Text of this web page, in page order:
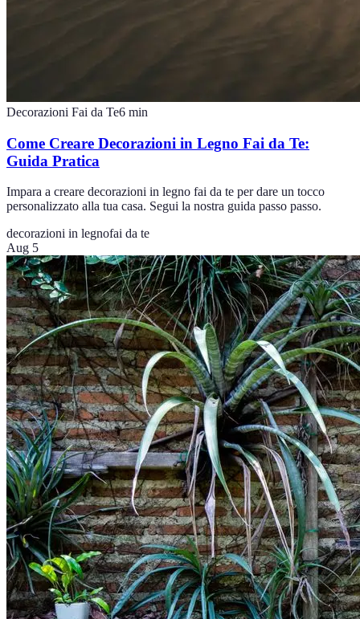
Decorazioni Fai da Te6 min
Come Creare Decorazioni in Legno Fai da Te:
Guida Pratica
Impara a creare decorazioni in legno fai da te per dare un tocco
personalizzato alla tua casa. Segui la nostra guida passo passo.
decorazioni in legnofai da te
Aug 5